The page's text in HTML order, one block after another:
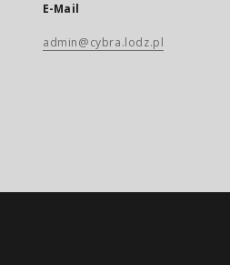
E-Mail
admin@cybra.lodz.pl